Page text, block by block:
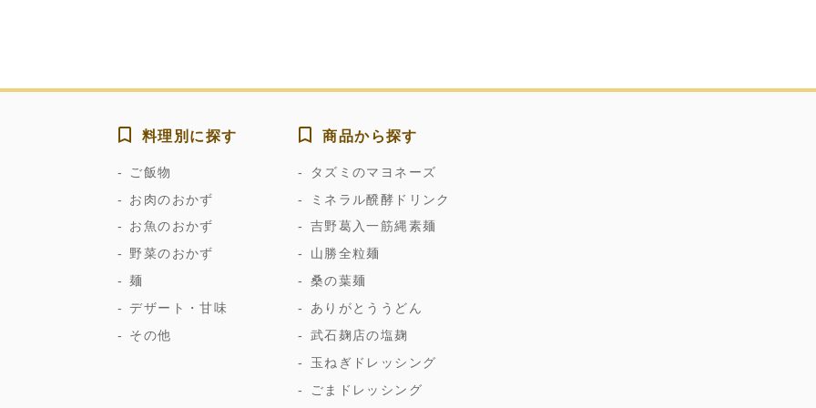
料理別に探す
ご飯物
お肉のおかず
お魚のおかず
野菜のおかず
麺
デザート・甘味
その他
商品から探す
タズミのマヨネーズ
ミネラル醗酵ドリンク
吉野葛入一筋縄素麺
山勝全粒麺
桑の葉麺
ありがとううどん
武石麹店の塩麹
玉ねぎドレッシング
ごまドレッシング